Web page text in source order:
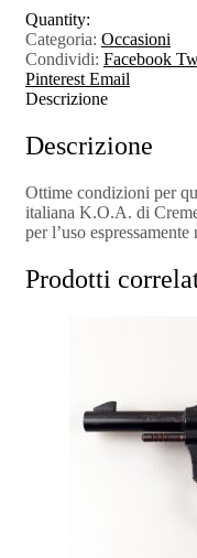
Quantity:
Categoria: Occasioni
Condividi: Facebook
Pinterest Email
Descrizione
Descrizione
Ottime condizioni per
italiana K.O.A. di
per l’uso espressamente
Prodotti